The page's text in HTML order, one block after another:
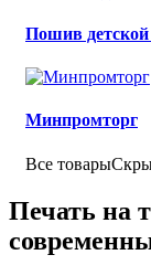
Пошив
Минпромторг
Все товары
Печать на